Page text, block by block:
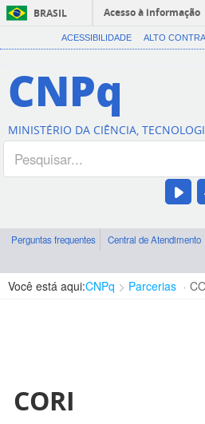
BRASIL
Acesso à informação
ACESSIBILIDADE ALTO
CNPq
MINISTÉRIO DA CIÊNCIA,
Perguntas frequentes Central de Atendimento
Você está aqui:CNPq Parcerias
CORI